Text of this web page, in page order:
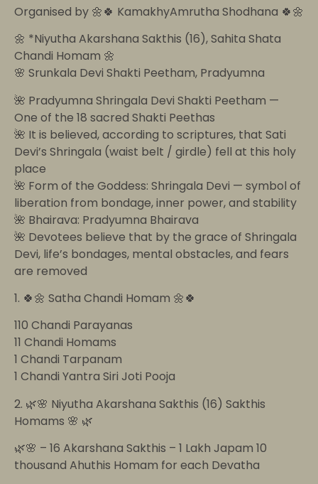
Organised by 🌼🍀 KamakhyAmrutha Shodhana 🍀🌼
🌼 *Niyutha Akarshana Sakthis (16), Sahita Shata
Chandi Homam 🌼
🌸 Srunkala Devi Shakti Peetham, Pradyumna
🌺 Pradyumna Shringala Devi Shakti Peetham —
One of the 18 sacred Shakti Peethas
🌺 It is believed, according to scriptures, that Sati
Devi’s Shringala (waist belt / girdle) fell at this holy
place
🌺 Form of the Goddess: Shringala Devi — symbol of
liberation from bondage, inner power, and stability
🌺 Bhairava: Pradyumna Bhairava
🌺 Devotees believe that by the grace of Shringala
Devi, life’s bondages, mental obstacles, and fears
are removed
1. 🍀🌼 Satha Chandi Homam 🌼🍀
110 Chandi Parayanas
11 Chandi Homams
1 Chandi Tarpanam
1 Chandi Yantra Siri Joti Pooja
2. 🌿🌸 Niyutha Akarshana Sakthis (16) Sakthis
Homams 🌸 🌿
🌿🌸 – 16 Akarshana Sakthis – 1 Lakh Japam 10
thousand Ahuthis Homam for each Devatha